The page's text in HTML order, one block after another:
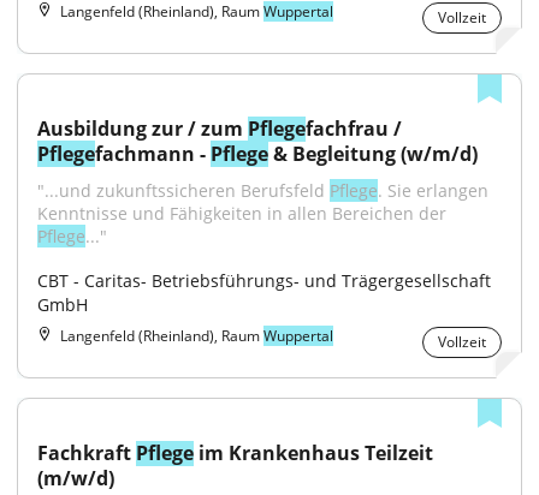
Langenfeld (Rheinland), RaumWuppertal Vollzeit
Ausbildung zur / zum Pflege
Pflegefachmann - Pflege & Begleitung (w/m/d)
"...und zukunftssicheren Berufsfeld Pflege. Sie erlangen
Pflege..."
CBT - Caritas- Betriebsführungs- und Trägergesellschaft
GmbH
Langenfeld (Rheinland), RaumWuppertal Vollzeit
Fachkraft Pflege im Krankenhaus Teilzeit
(m/w/d)